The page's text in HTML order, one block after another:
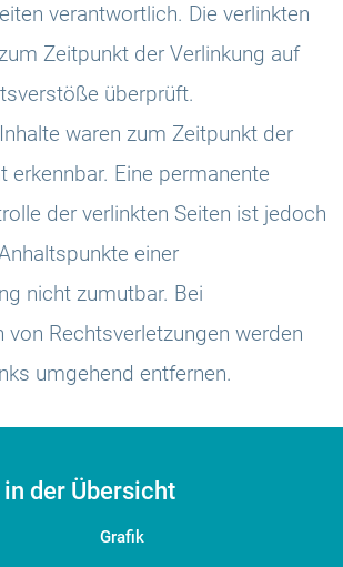
verantwortlich. Die verlinkten
Zeitpunkt der Verlinkung auf
überprüft.
waren zum Zeitpunkt der
erkennbar. Eine permanente
der verlinkten Seiten ist jedoch
einer
nicht zumutbar. Bei
von Rechtsverletzungen werden
umgehend entfernen.
der Übersicht
Grafik